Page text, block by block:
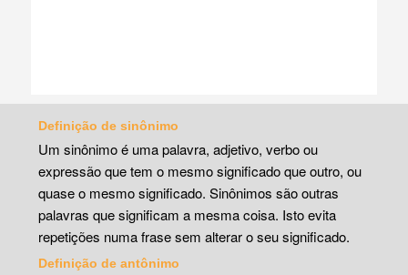
Definição de sinônimo
Um sinônimo é uma palavra, adjetivo, verbo ou
expressão que tem o mesmo significado que outro, ou
quase o mesmo significado. Sinônimos são outras
palavras que significam a mesma coisa. Isto evita
repetições numa frase sem alterar o seu significado.
Definição de antônimo